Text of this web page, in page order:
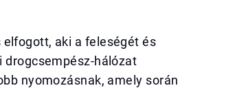
aki a feleségét és
hálózat
nyomozásnak, amely során